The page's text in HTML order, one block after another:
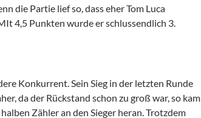
die Partie lief so, dass eher Tom Luca
4,5 Punkten wurde er schlussendlich 3.
Konkurrent. Sein Sieg in der letzten Runde
da der Rückstand schon zu groß war, so kam
Zähler an den Sieger heran. Trotzdem